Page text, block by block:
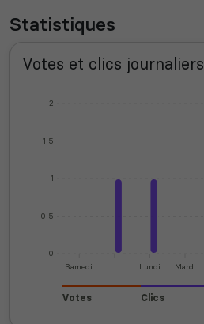
Statistiques
Votes et clics journaliers
0
0.5
1
1.5
2
Samedi Lundi Mardi
Votes Clics